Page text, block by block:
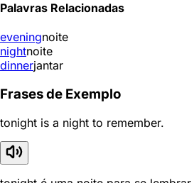
Palavras Relacionadas
eveningnoite
nightnoite
dinnerjantar
Frases de Exemplo
tonight is a night to remember.